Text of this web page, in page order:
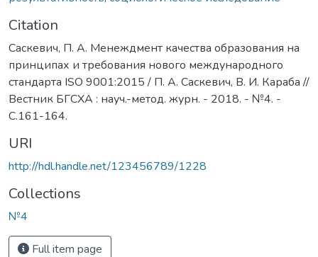
Citation
Саскевич, П. А. Менеждмент качества образования на
принципах и требования нового международного
стандарта ISO 9001:2015 / П. А. Саскевич, В. И. Караба //
Вестник БГСХА : науч.-метод. журн. - 2018. - №4. -
С.161-164.
URI
http://hdl.handle.net/123456789/1228
Collections
№4
Full item page